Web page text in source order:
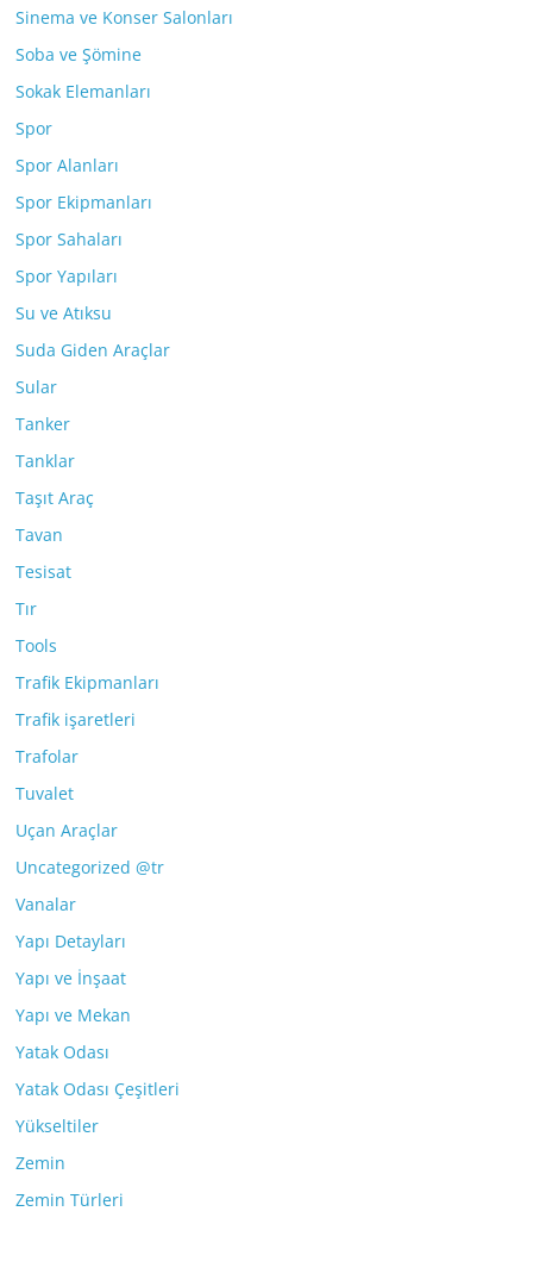
Sinema ve Konser Salonları
Soba ve Şömine
Sokak Elemanları
Spor
Spor Alanları
Spor Ekipmanları
Spor Sahaları
Spor Yapıları
Su ve Atıksu
Suda Giden Araçlar
Sular
Tanker
Tanklar
Taşıt Araç
Tavan
Tesisat
Tır
Tools
Trafik Ekipmanları
Trafik işaretleri
Trafolar
Tuvalet
Uçan Araçlar
Uncategorized @tr
Vanalar
Yapı Detayları
Yapı ve İnşaat
Yapı ve Mekan
Yatak Odası
Yatak Odası Çeşitleri
Yükseltiler
Zemin
Zemin Türleri